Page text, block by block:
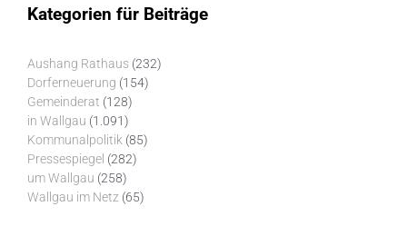
Kategorien für Beiträge
Aushang Rathaus (232)
Dorferneuerung (154)
Gemeinderat (128)
in Wallgau (1.091)
Kommunalpolitik (85)
Pressespiegel (282)
um Wallgau (258)
Wallgau im Netz (65)